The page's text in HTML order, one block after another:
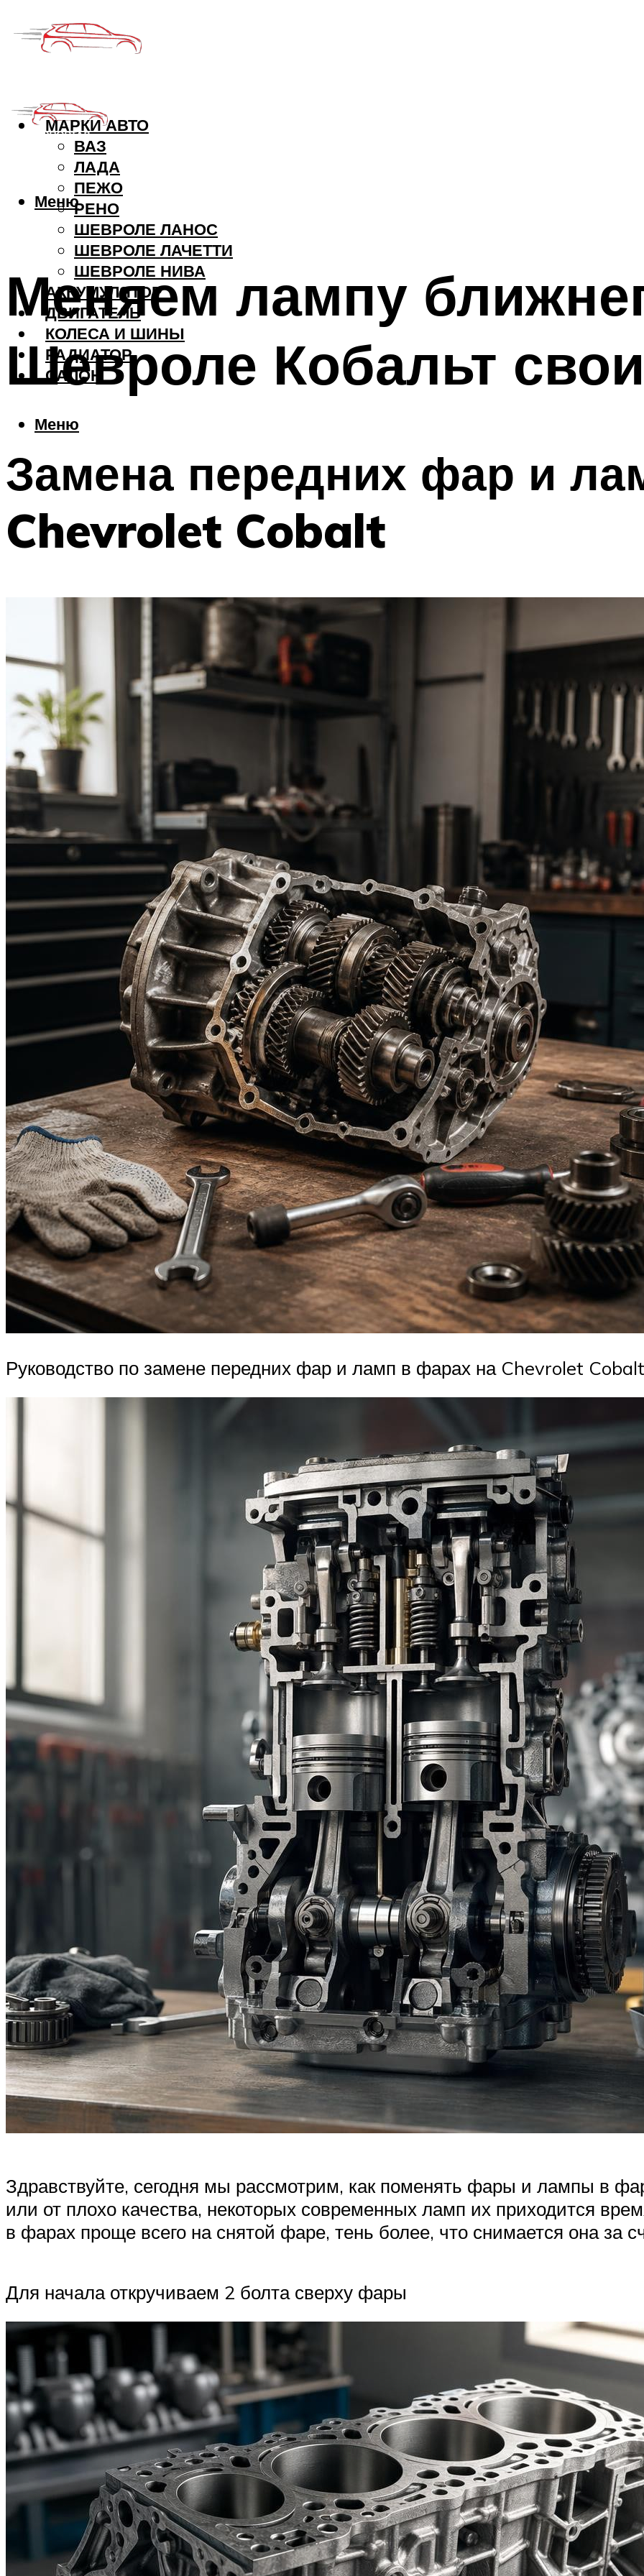
МАРКИ АВТО
ВАЗ
ЛАДА
ПЕЖО
РЕНО
ШЕВРОЛЕ ЛАНОС
ШЕВРОЛЕ ЛАЧЕТТИ
ШЕВРОЛЕ НИВА
АККУМУЛЯТОР
ДВИГАТЕЛЬ
КОЛЕСА И ШИНЫ
РАДИАТОР
САЛОН
Меню
Меню
Меняем лампу
Шевроле Кобальт
Замена передних фар и
Chevrolet Cobalt
Руководство по замене передних фар и ламп в фарах на Chevrolet Cobalt
Здравствуйте, сегодня мы рассмотрим, как поменять фары и лампы в
или от плохо качества, некоторых современных ламп их приходится
в фарах проще всего на снятой фаре, тень более, что снимается она за
Для начала откручиваем 2 болта сверху фары